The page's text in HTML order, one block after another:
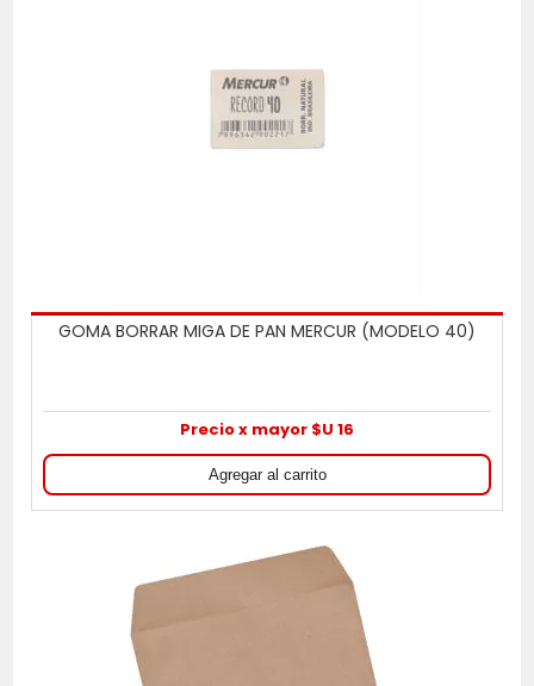
GOMA BORRAR MIGA DE PAN MERCUR (MODELO 40)
Precio x mayor $U 16